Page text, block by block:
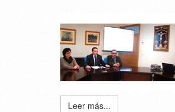
Leer más...